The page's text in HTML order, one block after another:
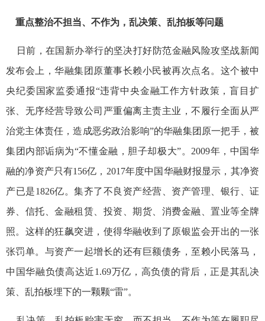
重点整治不担当、不作为，乱决策、乱拍板等问题
日前，在国新办举行的坚决打好防范金融风险攻坚战新闻
发布会上，华融集团原董事长赖小民被再次点名。这个被中
央纪委国家监委通报“违背中央金融工作方针政策，盲目扩
张、无序经营导致公司严重偏离主责主业，不履行全面从严
治党主体责任，造成恶劣政治影响”的华融集团原一把手，被
集团内部诟病为“不懂金融，胆子却极大”。2009年，中国华
融的净资产只有156亿，2017年度中国华融财报显示，其净资
产已是1826亿。集齐了不良资产经营、资产管理、银行、证
券、信托、金融租赁、投资、期货、消费金融、置业等全牌
照。这样的狂飙突进，使得华融收到了原银监会开出的一张
张罚单。与资产一起增长的还有巨额债务，至赖小民落马，
中国华融负债高达近1.69万亿，高负债的背后，正是其乱决
策、乱拍板埋下的一颗颗“雷”。